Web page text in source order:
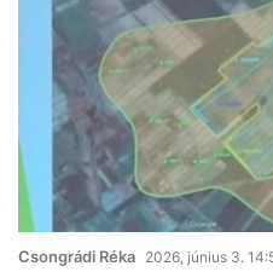
Csongrádi Réka 2026, június 3.